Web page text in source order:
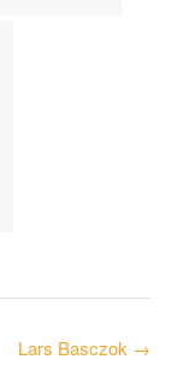
Lars Basczok →